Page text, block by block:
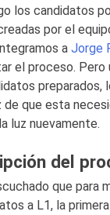
los candidatos
por el
a Jorge
el proceso. Pero
preparados,
de que esta
luz nuevamente.
del
que para
a L1, la